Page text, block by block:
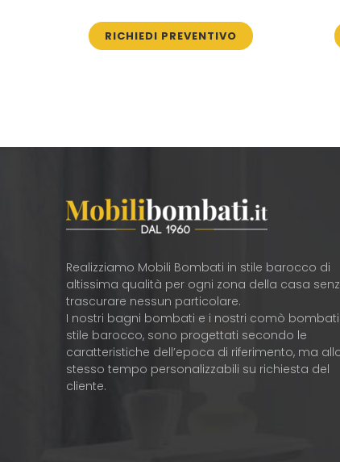
RICHIEDI PREVENTIVO
Realizziamo Mobili Bombati in stile barocco di
altissima qualità per ogni zona della casa
trascurare nessun particolare.
I nostri bagni bombati e i nostri comò bombati
stile barocco, sono progettati secondo le
caratteristiche dell’epoca di riferimento, ma
stesso tempo personalizzabili su richiesta del
cliente.